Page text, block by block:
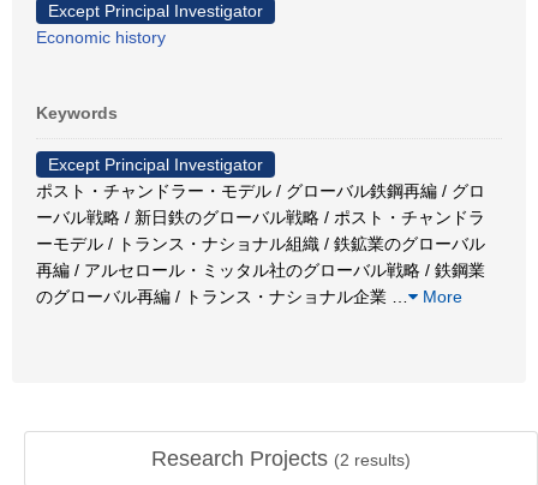
Except Principal Investigator
Economic history
Keywords
Except Principal Investigator
ポスト・チャンドラー・モデル / グローバル鉄鋼再編 / グロ
ーバル戦略 / 新日鉄のグローバル戦略 / ポスト・チャンドラ
ーモデル / トランス・ナショナル組織 / 鉄鉱業のグローバル
再編 / アルセロール・ミッタル社のグローバル戦略 / 鉄鋼業
のグローバル再編 / トランス・ナショナル企業
More
Research Projects (2 results)